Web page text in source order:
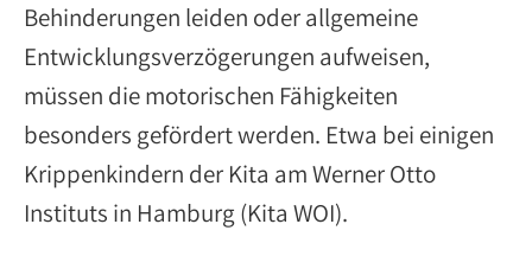
Behinderungen leiden oder allgemeine
Entwicklungsverzögerungen aufweisen,
müssen die motorischen Fähigkeiten
besonders gefördert werden. Etwa bei einigen
Krippenkindern der Kita am Werner Otto
Instituts in Hamburg (Kita WOI).